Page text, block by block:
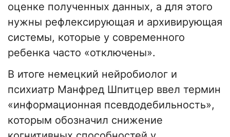
оценке полученных данных, а для этого
нужны рефлексирующая и архивирующая
системы, которые у современного
ребенка часто «отключены».
В итоге немецкий нейробиолог и
психиатр Манфред Шпитцер ввел термин
«информационная псевдодебильность»,
которым обозначил снижение